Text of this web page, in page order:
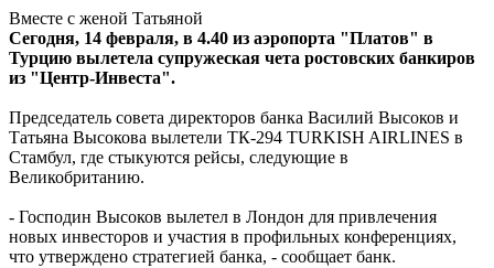
Вместе с женой Татьяной
Сегодня, 14 февраля, в 4.40 из аэропорта "Платов" в
Турцию вылетела супружеская чета ростовских банкиров
из "Центр-Инвеста".
Председатель совета директоров банка Василий Высоков и
Татьяна Высокова вылетели ТК-294 TURKISH AIRLINES в
Стамбул, где стыкуются рейсы, следующие в
Великобританию.
- Господин Высоков вылетел в Лондон для привлечения
новых инвесторов и участия в профильных конференциях,
что утверждено стратегией банка, - сообщает банк.